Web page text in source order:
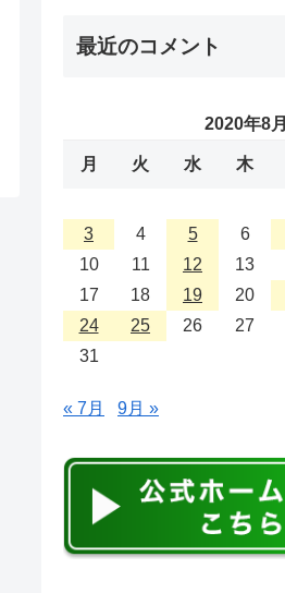
最近のコメント
2020年8月
月 火 水 木
3
4 5 6
10
11 12 13
17
18 19 20
24
25 26 27
31
« 7月 9月 »